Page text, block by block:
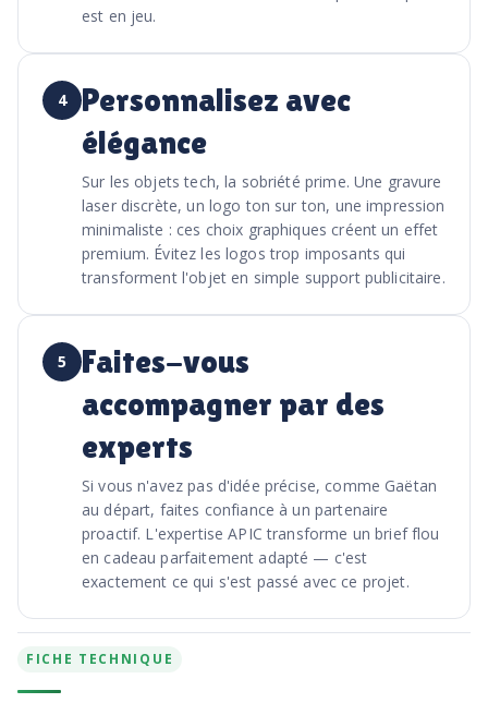
est en jeu.
4
Personnalisez avec
élégance
Sur les objets tech, la sobriété prime. Une gravure
laser discrète, un logo ton sur ton, une impression
minimaliste : ces choix graphiques créent un effet
premium. Évitez les logos trop imposants qui
transforment l'objet en simple support publicitaire.
5
Faites-vous
accompagner par des
experts
Si vous n'avez pas d'idée précise, comme Gaëtan
au départ, faites confiance à un partenaire
proactif. L'expertise APIC transforme un brief flou
en cadeau parfaitement adapté — c'est
exactement ce qui s'est passé avec ce projet.
FICHE TECHNIQUE